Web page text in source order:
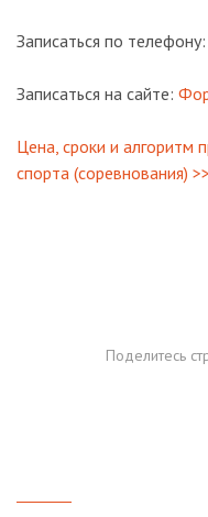
Записаться по
Записаться на сайте:
Цена, сроки и алгоритм
спорта (соревнования)
Поделитесь